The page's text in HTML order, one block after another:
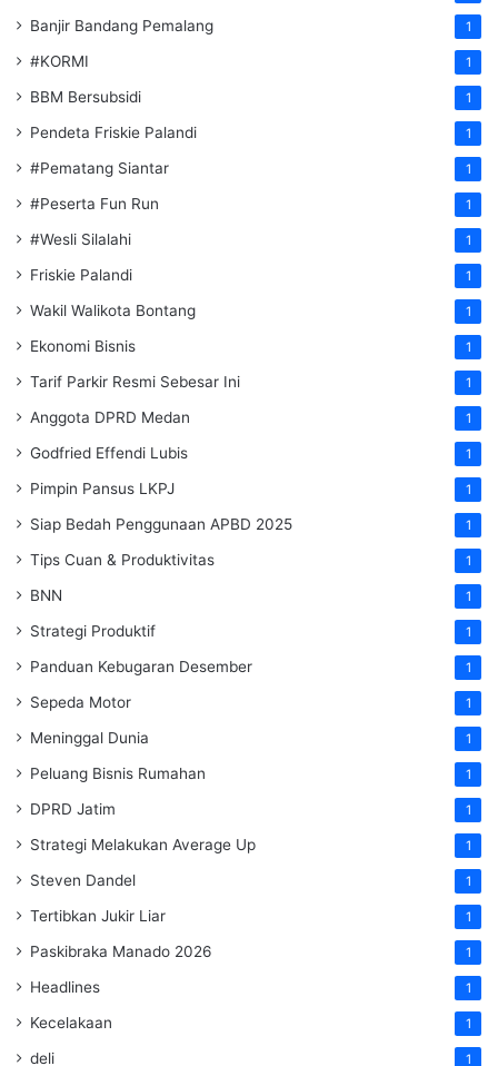
Banjir Bandang Pemalang 1
#KORMI 1
BBM Bersubsidi 1
Pendeta Friskie Palandi 1
#Pematang Siantar 1
#Peserta Fun Run 1
#Wesli Silalahi 1
Friskie Palandi 1
Wakil Walikota Bontang 1
Ekonomi Bisnis 1
Tarif Parkir Resmi Sebesar Ini 1
Anggota DPRD Medan 1
Godfried Effendi Lubis 1
Pimpin Pansus LKPJ 1
Siap Bedah Penggunaan APBD 2025 1
Tips Cuan & Produktivitas 1
BNN 1
Strategi Produktif 1
Panduan Kebugaran Desember 1
Sepeda Motor 1
Meninggal Dunia 1
Peluang Bisnis Rumahan 1
DPRD Jatim 1
Strategi Melakukan Average Up 1
Steven Dandel 1
Tertibkan Jukir Liar 1
Paskibraka Manado 2026 1
Headlines 1
Kecelakaan 1
deli 1